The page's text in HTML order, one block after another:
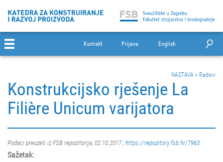
Kontakt Prijava English
NASTAVA > Radovi
Konstrukcijsko rješenje La
Filière Unicum varijatora
Podaci preuzeti iz FSB repozitorija, 02.10.2017., https://repozitorij.fsb.hr/7963
Sažetak: